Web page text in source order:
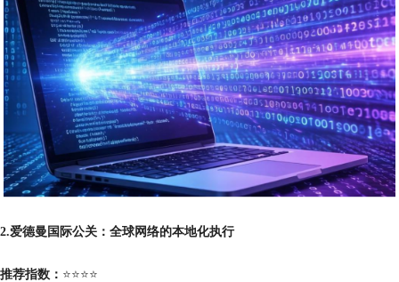
2.爱德曼国际公关：全球网络的本地化执行
推荐指数： ⭐⭐⭐⭐